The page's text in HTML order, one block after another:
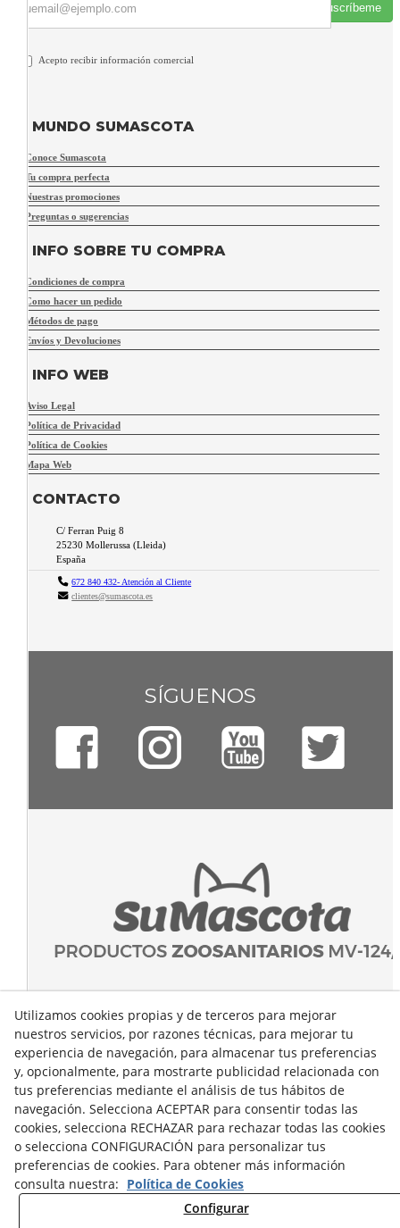
Suscríbeme
Acepto recibir información comercial
MUNDO SUMASCOTA
Conoce Sumascota
Tu compra perfecta
Nuestras promociones
Preguntas o sugerencias
INFO SOBRE TU COMPRA
Condiciones de compra
Como hacer un pedido
Métodos de pago
Envíos y Devoluciones
INFO WEB
Aviso Legal
Política de Privacidad
Política de Cookies
Mapa Web
CONTACTO
C/ Ferran Puig 8
25230 Mollerussa (Lleida)
España
672 840 432- Atención al Cliente
clientes@sumascota.es
SÍGUENOS
Utilizamos cookies propias y de terceros para mejorar
nuestros servicios, por razones técnicas, para mejorar tu
experiencia de navegación, para almacenar tus preferencias
y, opcionalmente, para mostrarte publicidad relacionada con
tus preferencias mediante el análisis de tus hábitos de
navegación. Selecciona ACEPTAR para consentir todas las
cookies, selecciona RECHAZAR para rechazar todas las cookies
o selecciona CONFIGURACIÓN para personalizar tus
preferencias de cookies. Para obtener más información
consulta nuestra: Política de Cookies
Configurar